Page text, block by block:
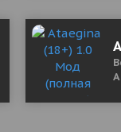
Game 3D